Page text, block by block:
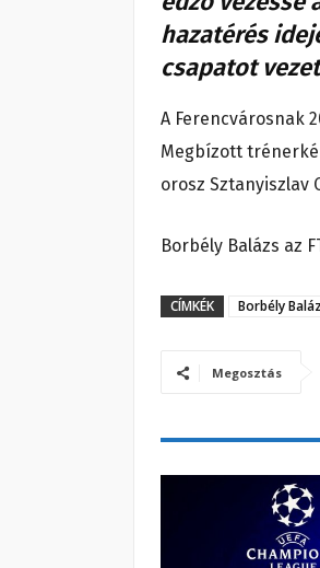
hazatérés
csapatot
A Ferencvárosnak
Megbízott
orosz Sztanyiszlav
Borbély Balázs az
CÍMKÉK Borbély
Megosztás